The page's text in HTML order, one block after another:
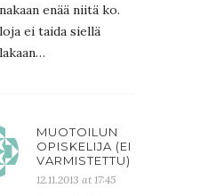
enää niitä ko.
ei taida siellä
MUOTOILUN
OPISKELIJA (EI
VARMISTETTU)
12.11.2013 at 17:45